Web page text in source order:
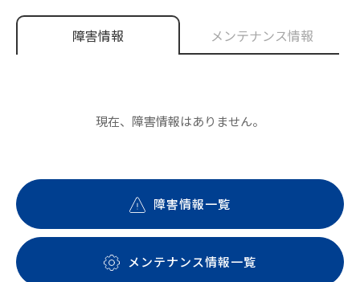
障害情報 メンテナンス情報
現在、障害情報はありません。
障害情報一覧
メンテナンス情報一覧